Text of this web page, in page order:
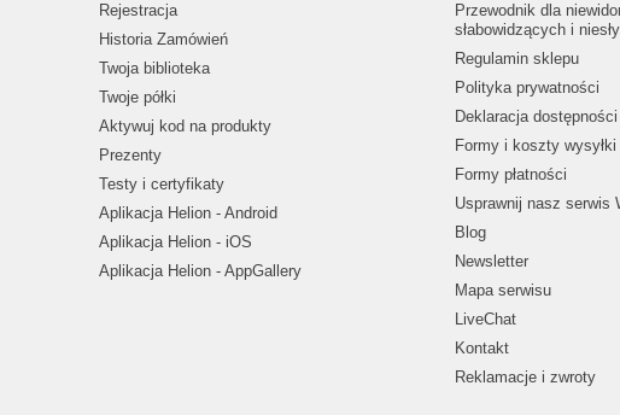
Rejestracja
Historia Zamówień
Twoja biblioteka
Twoje półki
Aktywuj kod na produkty
Prezenty
Testy i certyfikaty
Aplikacja Helion - Android
Aplikacja Helion - iOS
Aplikacja Helion - AppGallery
Przewodnik dla
słabowidzących i
Regulamin sklepu
Polityka prywatności
Deklaracja dostępności
Formy i koszty wysyłki
Formy płatności
Usprawnij nasz serwis
Blog
Newsletter
Mapa serwisu
LiveChat
Kontakt
Reklamacje i zwroty